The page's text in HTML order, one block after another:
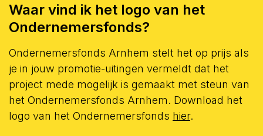
Waar vind ik het logo van het
Ondernemersfonds?
Ondernemersfonds Arnhem stelt het op prijs als
je in jouw promotie-uitingen vermeldt dat het
project mede mogelijk is gemaakt met steun van
het Ondernemersfonds Arnhem. Download het
logo van het Ondernemersfonds hier.